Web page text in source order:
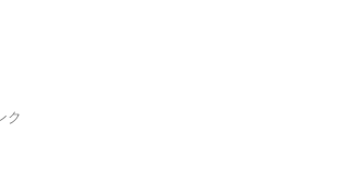
ク